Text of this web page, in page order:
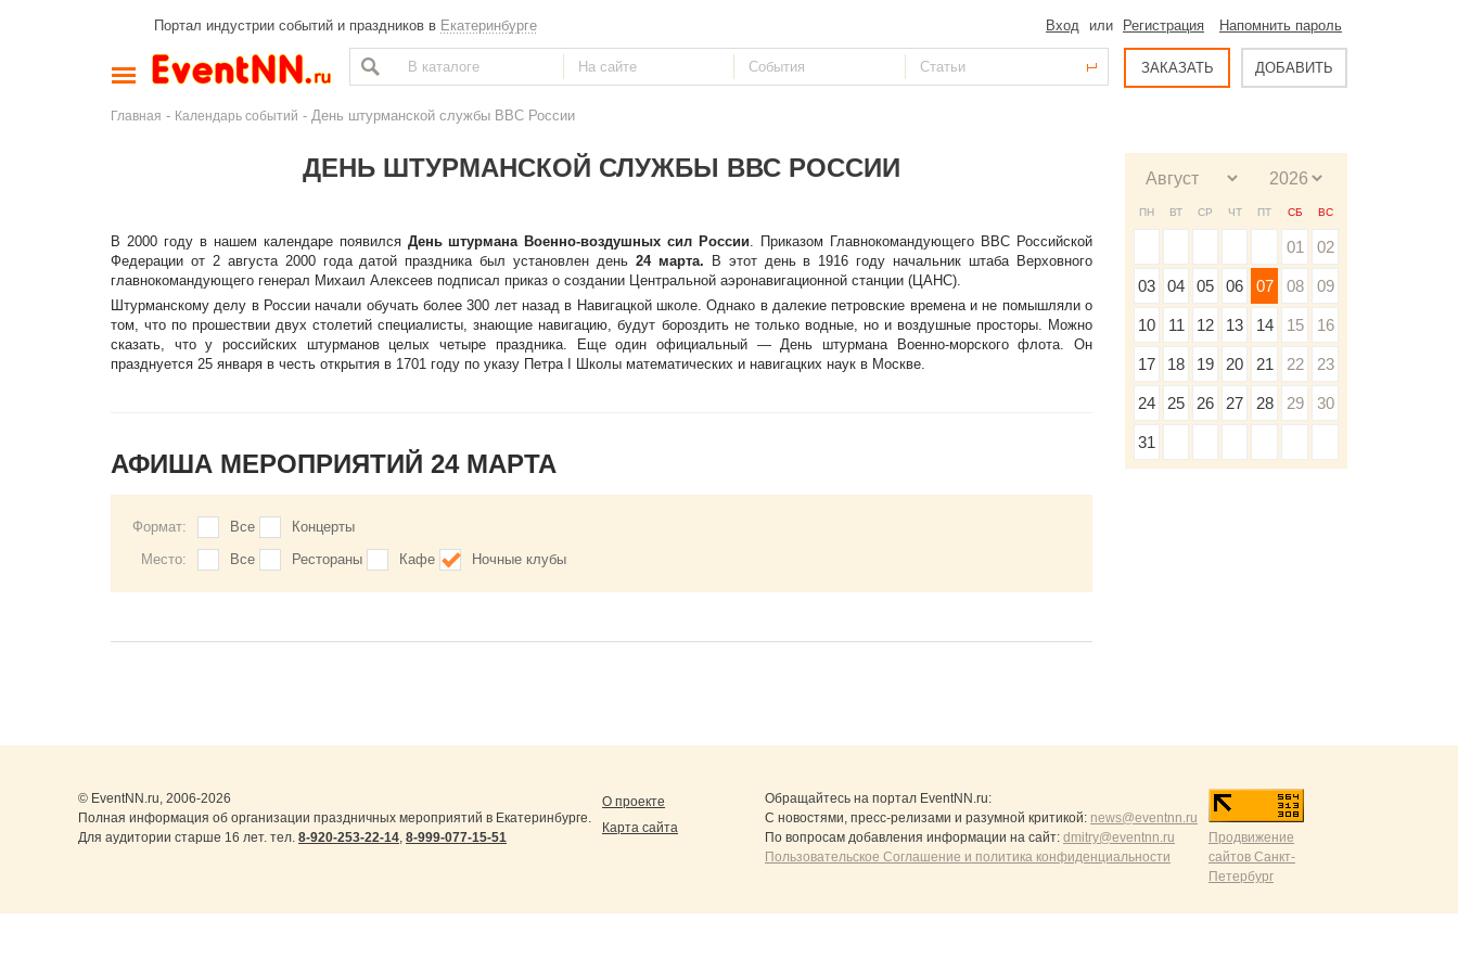
Портал индустрии событий и праздников в Екатеринбурге Вход или Регистрация Напомнить пароль
ЗАКАЗАТЬ ДОБАВИТЬ
Главная - Календарь событий - День штурманской службы ВВС России
ДЕНЬ ШТУРМАНСКОЙ СЛУЖБЫ ВВС РОССИИ
В 2000 году в нашем календаре появился День штурмана Военно-воздушных сил России. Приказом Главнокомандующего ВВС Российской
Федерации от 2 августа 2000 года датой праздника был установлен день 24 марта. В этот день в 1916 году начальник штаба Верховного
главнокомандующего генерал Михаил Алексеев подписал приказ о создании Центральной аэронавигационной станции (ЦАНС).
Штурманскому делу в России начали обучать более 300 лет назад в Навигацкой школе. Однако в далекие петровские времена и не помышляли о
том, что по прошествии двух столетий специалисты, знающие навигацию, будут бороздить не только водные, но и воздушные просторы. Можно
сказать, что у российских штурманов целых четыре праздника. Еще один официальный — День штурмана Военно-морского флота. Он
празднуется 25 января в честь открытия в 1701 году по указу Петра I Школы математических и навигацких наук в Москве.
АФИША МЕРОПРИЯТИЙ 24 МАРТА
Формат: Все
Концерты
Место:
Все Рестораны Кафе Ночные клубы
ПН ВТ СР ЧТ ПТ СБ ВС
01 02
03 04 05 06 07 08 09
10 11 12 13 14 15 16
17 18 19 20 21 22 23
24 25 26 27 28 29 30
31
© EventNN.ru, 2006-2026
Полная информация об организации праздничных мероприятий в Екатеринбурге.
Для аудитории старше 16 лет. тел. 8-920-253-22-14, 8-999-077-15-51
О проекте
Карта сайта
Обращайтесь на портал EventNN.ru:
С новостями, пресс-релизами и разумной критикой: news@eventnn.ru
По вопросам добавления информации на сайт: dmitry@eventnn.ru
Пользовательское Соглашение и политика конфиденциальности
Продвижение
сайтов Санкт-
Петербург